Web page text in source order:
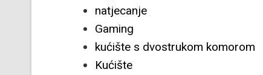
natjecanje
Gaming
kućište s dvostrukom komorom
Kućište